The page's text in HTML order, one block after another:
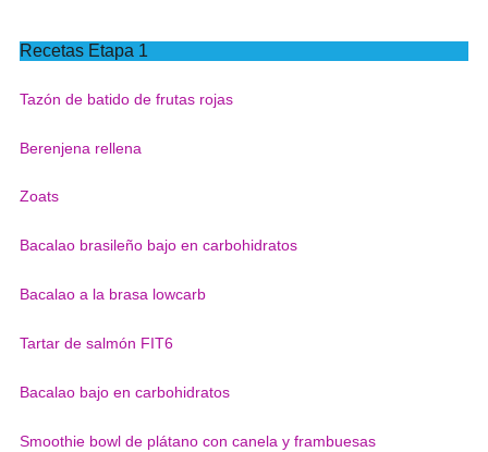
Recetas Etapa 1
Tazón de batido de frutas rojas
Berenjena rellena
Zoats
Bacalao brasileño bajo en carbohidratos
Bacalao a la brasa lowcarb
Tartar de salmón FIT6
Bacalao bajo en carbohidratos
Smoothie bowl de plátano con canela y frambuesas